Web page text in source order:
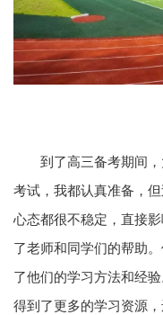
到了高三备考期间
考试，我都认真准备，
心态都很不稳定，直接
了老师和同学们的帮助
了他们的学习方法和经
得到了更多的学习资源